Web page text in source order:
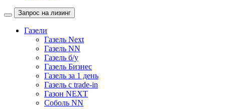
Запрос на лизинг
Газели
Газель Next
Газель NN
Газель б/у
Газель Бизнес
Газель за 1 день
Газель с trade-in
Газон NEXT
Соболь NN